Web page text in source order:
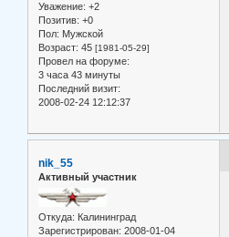
Уважение: +2
Позитив: +0
Пол: Мужской
Возраст: 45 [1981-05-29]
Провел на форуме:
3 часа 43 минуты
Последний визит:
2008-02-24 12:12:37
nik_55
Активный участник
Откуда: Калининград
Зарегистрирован: 2008-01-04